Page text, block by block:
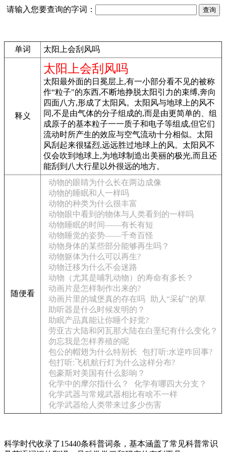
请输入您要查询的字词：
单词 太阳上会刮风吗
释义
太阳上会刮风吗
太阳最外面的日冕层上,有一小部分看不见的被称
作“粒子"的东西,不断地挣脱太阳引力的束缚,奔向
四面八方,形成了太阳风。太阳风与地球上的风不
同,不是由气体的分子组成的,而是由更简单的、组
成原子的基本粒子一一质子和电子等组成,但它们
流动时所产生的效应与空气流动十分相似。太阳
风刮起来很猛烈,远远胜过地球上的风。太阳风不
仅会吹到地球上,为地球制造出美丽的极光,而且还
能刮到八大行星以外很远的地方。
随便看
动物的眼睛为什么长在两边成像
动物的睡眠和人一样吗
动物的种类为什么很丰富
动物眼中看到的物体与人类看到的一样吗
动物睡眠的时间——有长有短
动物睡觉的姿势——千奇百怪
动物身体的某些部分能够再生吗？
动物躯体为什么可以再生?
动物迁移为什么不会迷路
动物（尤其是哺乳动物）的寿命有多长？
动画片是怎样制作出来的?
动画片里的城堡真的存在吗
助人“采矿"的草
助听器是什么时候发明的？
助眠产品真能让你睡个好觉?
劳亚古大陆和冈瓦那大陆在白垩纪有什么变化？
勿忘我是怎样养殖的呢
包公的帽翅为什么特别长
包打听:水逆咋回事?
包打听:飞机航行灯为什么这样分布?
包豪斯对美国有什么影响？
化学中的摩尔指什么？
化学有哪四大分支？
化学武器与常规武器相比有啥不一样
化学武器给人类带来过多少伤害
科学时代收录了15440条科普词条，基本涵盖了常见科普常识